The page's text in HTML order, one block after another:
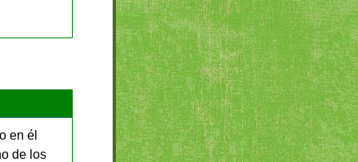
en él
de los